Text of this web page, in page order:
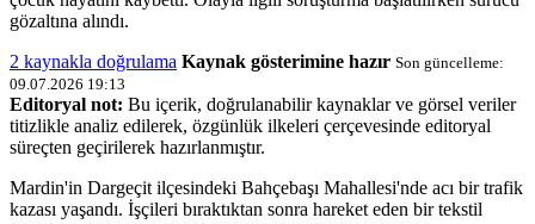
gözaltına alındı.
2 kaynakla doğrulama Kaynak gösterimine hazır Son güncelleme:
09.07.2026 19:13
Editoryal not: Bu içerik, doğrulanabilir kaynaklar ve görsel veriler
titizlikle analiz edilerek, özgünlük ilkeleri çerçevesinde editoryal
süreçten geçirilerek hazırlanmıştır.
Mardin'in Dargeçit ilçesindeki Bahçebaşı Mahallesi'nde acı bir trafik
kazası yaşandı. İşçileri bıraktıktan sonra hareket eden bir tekstil